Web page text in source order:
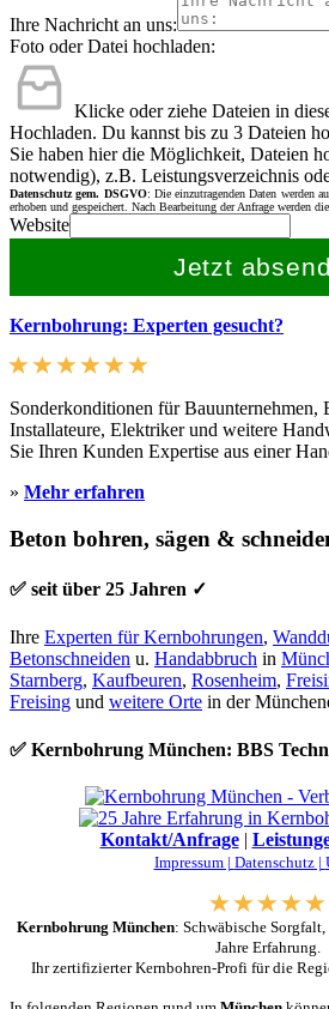
Ihre Nachricht an uns:
Foto oder Datei hochladen:
Klicke oder ziehe Dateien in
Hochladen. Du kannst bis zu 3 Dateien
Sie haben hier die Möglichkeit, Dateien
notwendig), z.B. Leistungsverzeichnis
Datenschutz gem. DSGVO: Die einzutragenden Daten werden
erhoben und gespeichert. Nach Bearbeitung der Anfrage werden
Website
Jetzt
Kernbohrung: Experten gesucht?
Sonderkonditionen für Bauunternehmen,
Installateure, Elektriker und weitere
Sie Ihren Kunden Expertise aus einer
» Mehr erfahren
Beton bohren, sägen &
✅ seit über 25 Jahren ✓
Ihre Experten für Kernbohrungen,
Betonschneiden u. Handabbruch in
Starnberg, Kaufbeuren, Rosenheim,
Freising und weitere Orte in der
✅ Kernbohrung München: BBS
Kontakt/Anfrage|
Impressum | Datenschutz |
Kernbohrung München: Schwäbische
Jahre Erfahrung.
Ihr zertifizierter Kernbohren-Profi für die